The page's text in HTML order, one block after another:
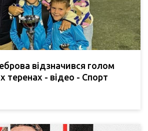
відзначився голом
теренах - відео - Спорт